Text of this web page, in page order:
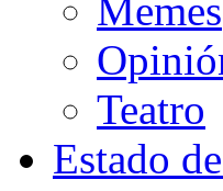
Memes
Teatro
Estado